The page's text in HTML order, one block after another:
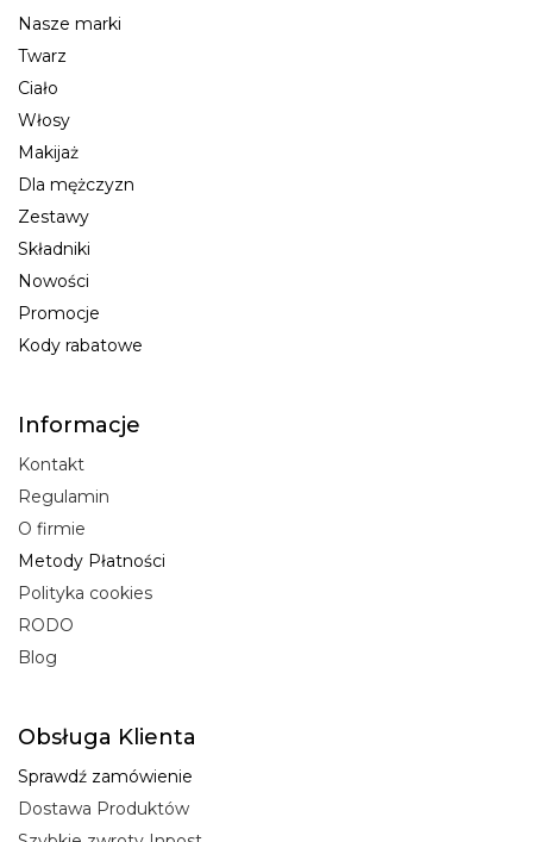
Nasze marki
Twarz
Ciało
Włosy
Makijaż
Dla mężczyzn
Zestawy
Składniki
Nowości
Promocje
Kody rabatowe
Informacje
Kontakt
Regulamin
O firmie
Metody Płatności
Polityka cookies
RODO
Blog
Obsługa Klienta
Sprawdź zamówienie
Dostawa Produktów